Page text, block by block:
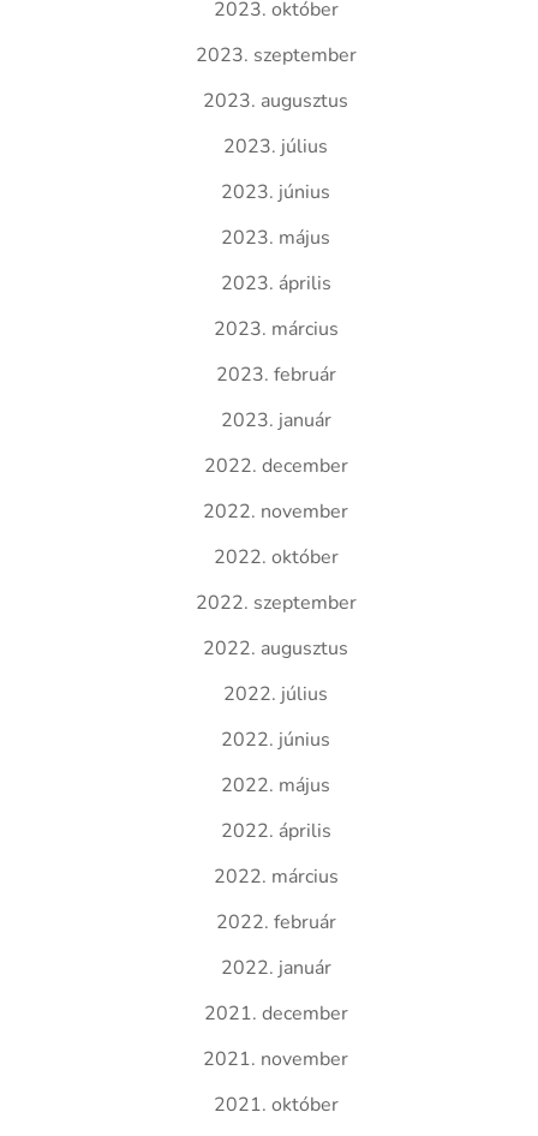
2023. október
2023. szeptember
2023. augusztus
2023. július
2023. június
2023. május
2023. április
2023. március
2023. február
2023. január
2022. december
2022. november
2022. október
2022. szeptember
2022. augusztus
2022. július
2022. június
2022. május
2022. április
2022. március
2022. február
2022. január
2021. december
2021. november
2021. október